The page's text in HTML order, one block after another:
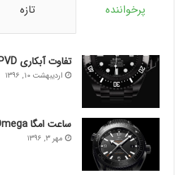
به عنوان یک خانم از استفاده از ساعت جیبی نهراسید.
پرخواننده تازه
تفاوت آبکاری PVD با DLC
اردیبهشت ۱۰, ۱۳۹۶
ساعت امگا Omega
مهر ۳, ۱۳۹۶